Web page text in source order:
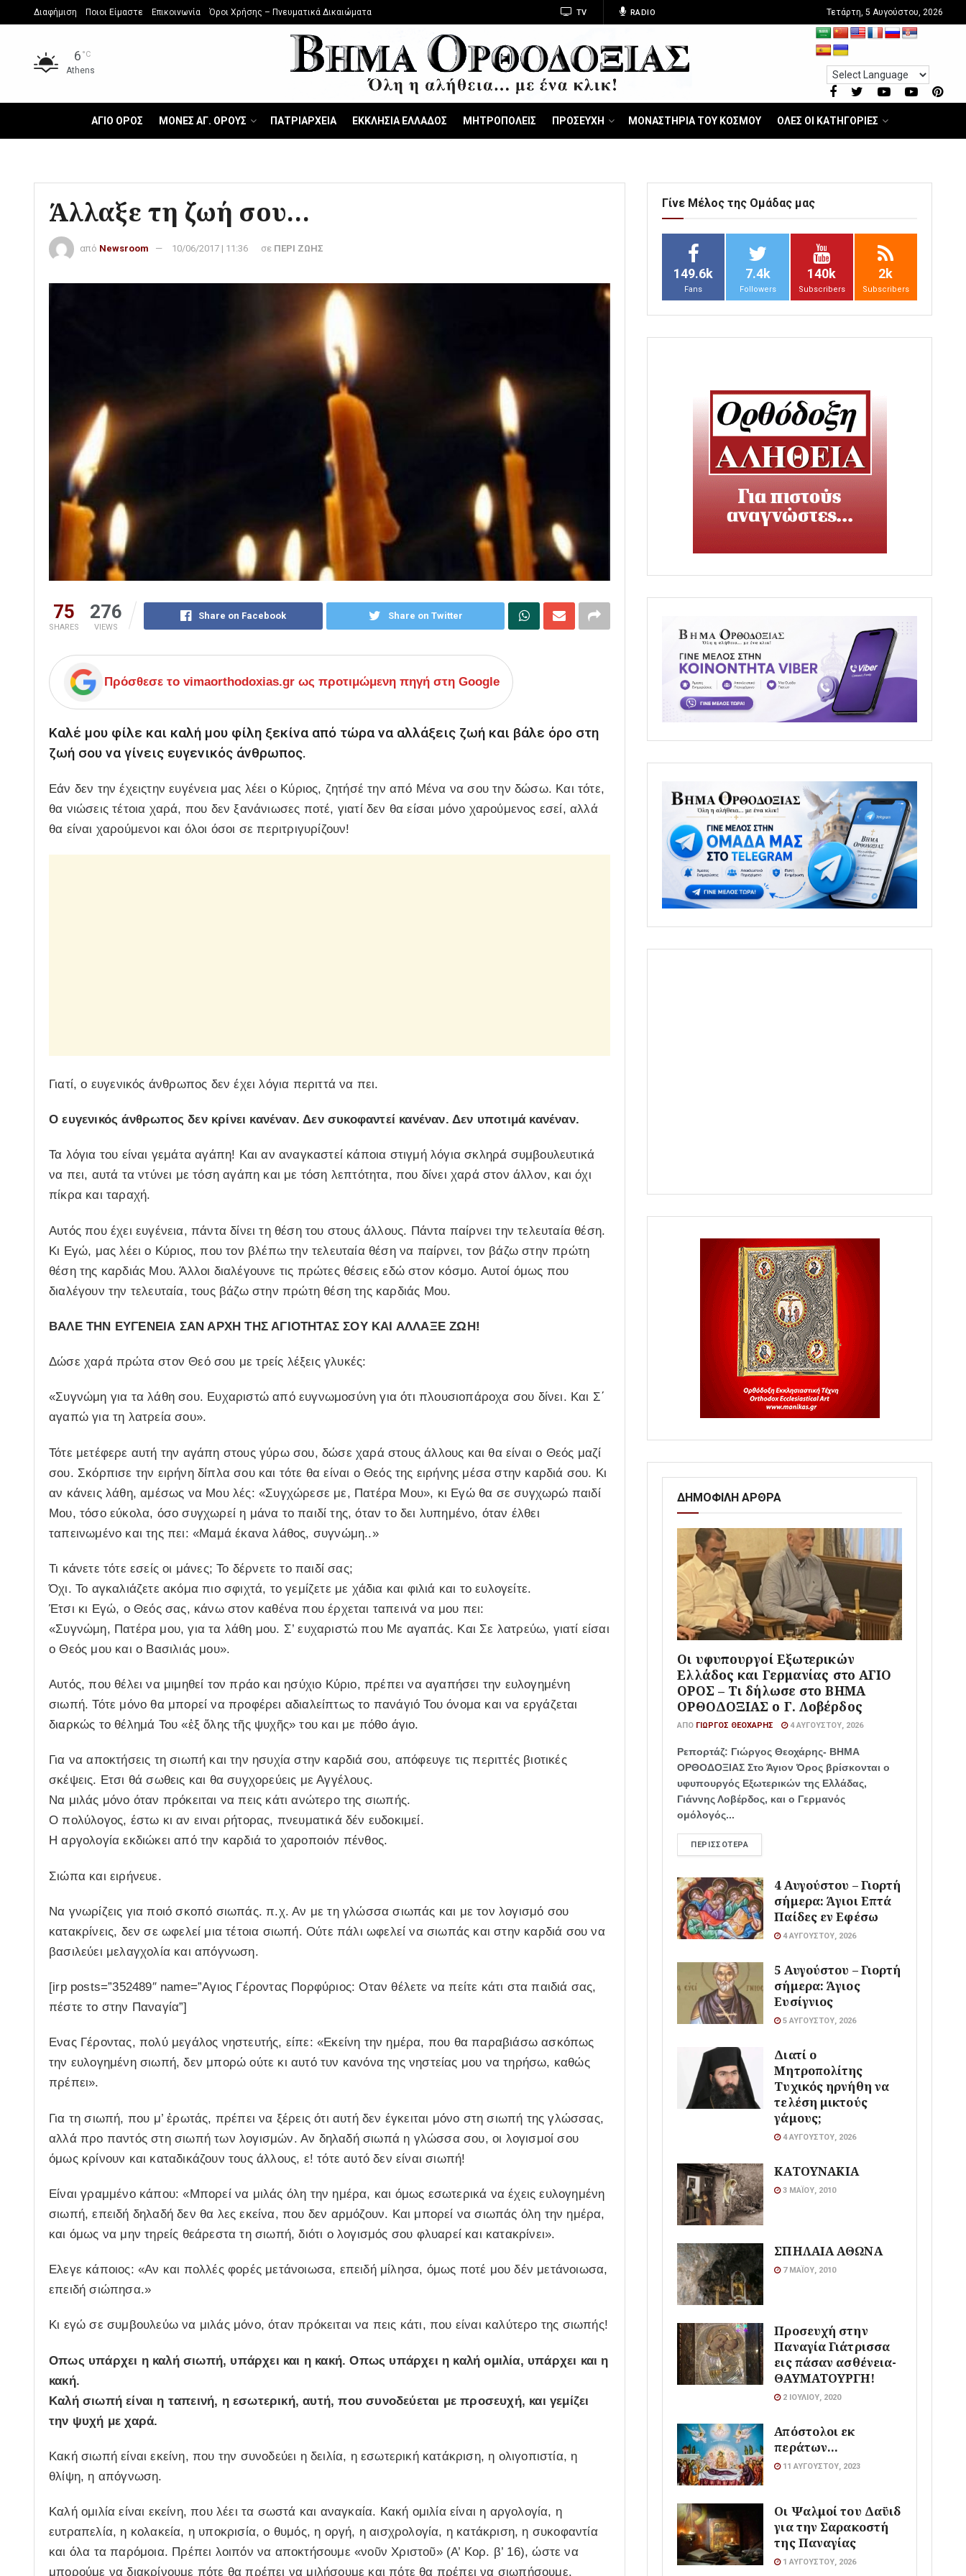
Διαφήμιση Ποιοι Είμαστε Επικοινωνία Όροι Χρήσης – Πνευματικά Δικαιώματα TV RADIO Τετάρτη, 5 Αυγούστου, 2026
6 °C
Athens
ΑΓΙΟ ΟΡΟΣ ΜΟΝΕΣ ΑΓ. ΟΡΟΥΣ ΠΑΤΡΙΑΡΧΕΙΑ ΕΚΚΛΗΣΙΑ ΕΛΛΑΔΟΣ ΜΗΤΡΟΠΟΛΕΙΣ ΠΡΟΣΕΥΧΗ ΜΟΝΑΣΤΗΡΙΑ ΤΟΥ ΚΟΣΜΟΥ ΟΛΕΣ ΟΙ ΚΑΤΗΓΟΡΙΕΣ
Άλλαξε τη ζωή σου…
από Newsroom 10/06/2017 | 11:36 σε ΠΕΡΙ ΖΩΗΣ
75
SHARES
276
VIEWS
Share on Facebook Share on Twitter
Πρόσθεσε το vimaorthodoxias.gr ως προτιμώμενη πηγή στη Google
Καλέ μου φίλε και καλή μου φίλη ξεκίνα από τώρα να αλλάξεις ζωή και βάλε όρο στη
ζωή σου να γίνεις ευγενικός άνθρωπος.
Εάν δεν την έχειςτην ευγένεια μας λέει ο Κύριος, ζητήσέ την από Μένα να σου την δώσω. Και τότε,
θα νιώσεις τέτοια χαρά, που δεν ξανάνιωσες ποτέ, γιατί δεν θα είσαι μόνο χαρούμενος εσεί, αλλά
θα είναι χαρούμενοι και όλοι όσοι σε περιτριγυρίζουν!
Γιατί, ο ευγενικός άνθρωπος δεν έχει λόγια περιττά να πει.
Ο ευγενικός άνθρωπος δεν κρίνει κανέναν. Δεν συκοφαντεί κανέναν. Δεν υποτιμά κανέναν.
Τα λόγια του είναι γεμάτα αγάπη! Και αν αναγκαστεί κάποια στιγμή λόγια σκληρά συμβουλευτικά
να πει, αυτά τα ντύνει με τόση αγάπη και με τόση λεπτότητα, που δίνει χαρά στον άλλον, και όχι
πίκρα και ταραχή.
Αυτός που έχει ευγένεια, πάντα δίνει τη θέση του στους άλλους. Πάντα παίρνει την τελευταία θέση.
Κι Εγώ, μας λέει ο Κύριος, που τον βλέπω την τελευταία θέση να παίρνει, τον βάζω στην πρώτη
θέση της καρδιάς Μου. Άλλοι διαλέγουνε τις πρώτες θέσεις εδώ στον κόσμο. Αυτοί όμως που
διαλέγουν την τελευταία, τους βάζω στην πρώτη θέση της καρδιάς Μου.
ΒΑΛΕ ΤΗΝ ΕΥΓΕΝΕΙΑ ΣΑΝ ΑΡΧΗ ΤΗΣ ΑΓΙΟΤΗΤΑΣ ΣOY ΚΑΙ ΑΛΛΑΞΕ ΖΩΗ!
Δώσε χαρά πρώτα στον Θεό σου με τρείς λέξεις γλυκές:
«Συγνώμη για τα λάθη σου. Ευχαριστώ από ευγνωμοσύνη για ότι πλουσιοπάροχα σου δίνει. Και Σ΄
αγαπώ για τη λατρεία σου».
Τότε μετέφερε αυτή την αγάπη στους γύρω σου, δώσε χαρά στους άλλους και θα είναι ο Θεός μαζί
σου. Σκόρπισε την ειρήνη δίπλα σου και τότε θα είναι ο Θεός της ειρήνης μέσα στην καρδιά σου. Κι
αν κάνεις λάθη, αμέσως να Μου λές: «Συγχώρεσε με, Πατέρα Μου», κι Εγώ θα σε συγχωρώ παιδί
Μου, τόσο εύκολα, όσο συγχωρεί η μάνα το παιδί της, όταν το δει λυπημένο, όταν έλθει
ταπεινωμένο και της πει: «Μαμά έκανα λάθος, συγνώμη..»
Τι κάνετε τότε εσείς οι μάνες; Το δέρνετε το παιδί σας;
Όχι. Το αγκαλιάζετε ακόμα πιο σφιχτά, το γεμίζετε με χάδια και φιλιά και το ευλογείτε.
Έτσι κι Εγώ, ο Θεός σας, κάνω στον καθένα που έρχεται ταπεινά να μου πει:
«Συγνώμη, Πατέρα μου, για τα λάθη μου. Σ’ ευχαριστώ που Με αγαπάς. Και Σε λατρεύω, γιατί είσαι
ο Θεός μου και ο Βασιλιάς μου».
Αυτός, που θέλει να μιμηθεί τον πράο και ησύχιο Κύριο, πρέπει να αγαπήσει την ευλογημένη
σιωπή. Τότε μόνο θα μπορεί να προφέρει αδιαλείπτως το πανάγιό Του όνομα και να εργάζεται
διαρκώς το θέλημά Του «ἐξ ὅλης τῆς ψυχῆς» του και με πόθο άγιο.
Για να αποκτήσεις τη σιωπή και την ησυχία στην καρδιά σου, απόφευγε τις περιττές βιοτικές
σκέψεις. Ετσι θά σωθεις και θα συγχορεύεις με Αγγέλους.
Να μιλάς μόνο όταν πρόκειται να πεις κάτι ανώτερο της σιωπής.
Ο πολύλογος, έστω κι αν ειναι ρήτορας, πνευματικά δέν ευδοκιμεί.
Η αργολογία εκδιώκει από την καρδιά το χαροποιόν πένθος.
Σιώπα και ειρήνευε.
Να γνωρίζεις για ποιό σκοπό σιωπάς. π.χ. Αν με τη γλώσσα σιωπάς και με τον λογισμό σου
κατακρίνεις, δεν σε ωφελεί μια τέτοια σιωπή. Ούτε πάλι ωφελεί να σιωπάς και στην καρδιά σου να
βασιλεύει μελαγχολία και απόγνωση.
[irp posts=”352489″ name=”Αγιος Γέροντας Πορφύριος: Οταν θέλετε να πείτε κάτι στα παιδιά σας,
πέστε το στην Παναγία”]
Ενας Γέροντας, πολύ μεγάλος νηστευτής, είπε: «Εκείνη την ημέρα, που θα παραβιάσω ασκόπως
την ευλογημένη σιωπή, δεν μπορώ ούτε κι αυτό τυν κανόνα της νηστείας μου να τηρήσω, καθώς
πρέπει».
Για τη σιωπή, που μ’ ἐρωτάς, πρέπει να ξέρεις ότι αυτή δεν έγκειται μόνο στη σιωπή της γλώσσας,
αλλά προ παντός στη σιωπή των λογισμών. Αν δηλαδή σιωπά η γλώσσα σου, οι λογισμοί σου
όμως κρίνουν και καταδικάζουν τους άλλους, ε! τότε αυτό δεν είναι σιωπή!
Είναι γραμμένο κάπου: «Μπορεί να μιλάς όλη την ημέρα, και όμως εσωτερικά να έχεις ευλογημένη
σιωπή, επειδή δηλαδή δεν θα λες εκείνα, που δεν αρμόζουν. Και μπορεί να σιωπάς όλη την ημέρα,
και όμως να μην τηρείς θεάρεστα τη σιωπή, διότι ο λογισμός σου φλυαρεί και κατακρίνει».
Ελεγε κάποιος: «Αν και πολλές φορές μετάνοιωσα, επειδή μίλησα, όμως ποτέ μου δέν μετάνοιωσα,
επειδή σιώπησα.»
Κι εγώ σε συμβουλεύω να μιλάς μόνο, όταν πρόκειται να πεις κάτι, που είναι καλύτερο της σιωπής!
Οπως υπάρχει η καλή σιωπή, υπάρχει και η κακή. Οπως υπάρχει η καλή ομιλία, υπάρχει και η
κακή.
Καλή σιωπή είναι η ταπεινή, η εσωτερική, αυτή, που συνοδεύεται με προσευχή, και γεμίζει
την ψυχή με χαρά.
Κακή σιωπή είναι εκείνη, που την συνοδεύει η δειλία, η εσωτερική κατάκριση, η ολιγοπιστία, η
θλίψη, η απόγνωση.
Καλή ομιλία είναι εκείνη, που λέει τα σωστά και αναγκαία. Κακή ομιλία είναι η αργολογία, η
ευτραπελία, η κολακεία, η υποκρισία, ο θυμός, η οργή, η αισχρολογία, η κατάκριση, η συκοφαντία
και όλα τα παρόμοια. Πρέπει λοιπόν να αποκτήσουμε «νοῦν Χριστοῦ» (Α’ Κορ. β’ 16), ώστε να
μπορούμε να διακρίνουμε πότε θα πρέπει να μιλήσουμε και πότε θα πρέπει να σιωπήσουμε.
Γίνε Μέλος της Ομάδας μας
149.6k
Fans
7.4k
Followers
140k
Subscribers
2k
Subscribers
ΔΗΜΟΦΙΛΗ ΑΡΘΡΑ
Οι υφυπουργοί Εξωτερικών
Ελλάδος και Γερμανίας στο ΑΓΙΟ
ΟΡΟΣ – Τι δήλωσε στο ΒΗΜΑ
ΟΡΘΟΔΟΞΙΑΣ ο Γ. Λοβέρδος
ΑΠΌ ΓΙΏΡΓΟΣ ΘΕΟΧΆΡΗΣ 4 ΑΥΓΟΎΣΤΟΥ, 2026
Ρεπορτάζ: Γιώργος Θεοχάρης- ΒΗΜΑ
ΟΡΘΟΔΟΞΙΑΣ Στο Άγιον Όρος βρίσκονται ο
υφυπουργός Εξωτερικών της Ελλάδας,
Γιάννης Λοβέρδος, και ο Γερμανός
ομόλογός...
ΠΕΡΙΣΣΌΤΕΡΑ
4 Αυγούστου – Γιορτή
σήμερα: Άγιοι Επτά
Παίδες εν Εφέσω
4 ΑΥΓΟΎΣΤΟΥ, 2026
5 Αυγούστου – Γιορτή
σήμερα: Άγιος
Ευσίγνιος
5 ΑΥΓΟΎΣΤΟΥ, 2026
Διατί ο
Μητροπολίτης
Τυχικός ηρνήθη να
τελέση μικτούς
γάμους;
4 ΑΥΓΟΎΣΤΟΥ, 2026
ΚΑΤΟΥΝΑΚΙΑ
3 ΜΑΪ́ΟΥ, 2010
ΣΠΗΛΑΙΑ ΑΘΩΝΑ
7 ΜΑΪ́ΟΥ, 2010
Προσευχή στην
Παναγία Γιάτρισσα
εις πάσαν ασθένεια-
ΘΑΥΜΑΤΟΥΡΓΗ!
2 ΙΟΥΛΊΟΥ, 2020
Απόστολοι εκ
περάτων…
11 ΑΥΓΟΎΣΤΟΥ, 2023
Οι Ψαλμοί του Δαϋιδ
για την Σαρακοστή
της Παναγίας
1 ΑΥΓΟΎΣΤΟΥ, 2026